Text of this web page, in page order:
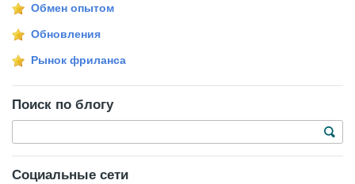
Обмен опытом
Обновления
Рынок фриланса
Поиск по блогу
Социальные сети